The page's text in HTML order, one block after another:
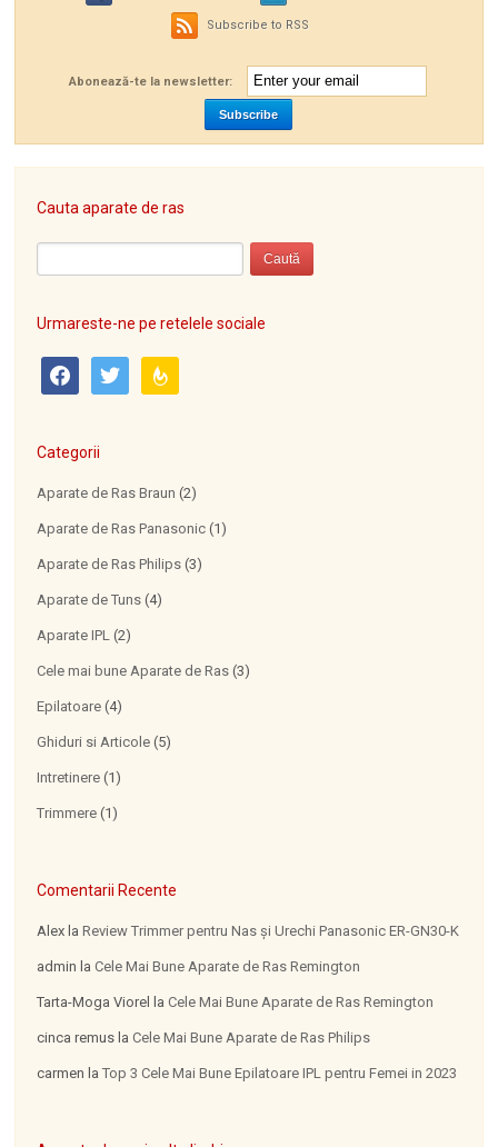
Subscribe to RSS
Abonează-te la newsletter:
Cauta aparate de ras
Urmareste-ne pe retelele sociale
facebooktwitter feedburner
Categorii
Aparate de Ras Braun (2)
Aparate de Ras Panasonic (1)
Aparate de Ras Philips (3)
Aparate de Tuns (4)
Aparate IPL (2)
Cele mai bune Aparate de Ras (3)
Epilatoare (4)
Ghiduri si Articole (5)
Intretinere (1)
Trimmere (1)
Comentarii Recente
Alex laReview Trimmer pentru Nas şi Urechi Panasonic ER-GN30-K
admin laCele Mai Bune Aparate de Ras Remington
Tarta-Moga Viorel laCele Mai Bune Aparate de Ras Remington
cinca remus laCele Mai Bune Aparate de Ras Philips
carmen laTop 3 Cele Mai Bune Epilatoare IPL pentru Femei in 2023